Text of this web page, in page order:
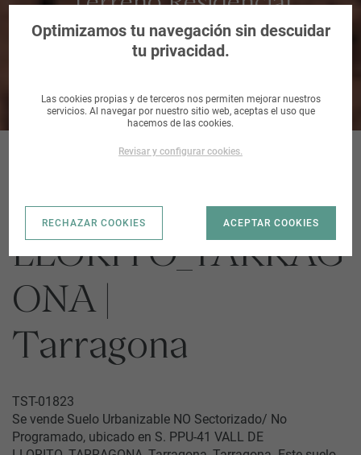
urbanizable en Tarragona
S. PPU-41 VALL DE
LLORITO_TARRAG
ONA |
Tarragona
TST-01823
Se vende Suelo Urbanizable NO Sectorizado/ No
Programado, ubicado en S. PPU-41 VALL DE
Optimizamos tu navegación sin descuidar
tu privacidad.
Las cookies propias y de terceros nos permiten mejorar nuestros
servicios. Al navegar por nuestro sitio web, aceptas el uso que
hacemos de las cookies.
Revisar y configurar cookies.
RECHAZAR COOKIES ACEPTAR COOKIES